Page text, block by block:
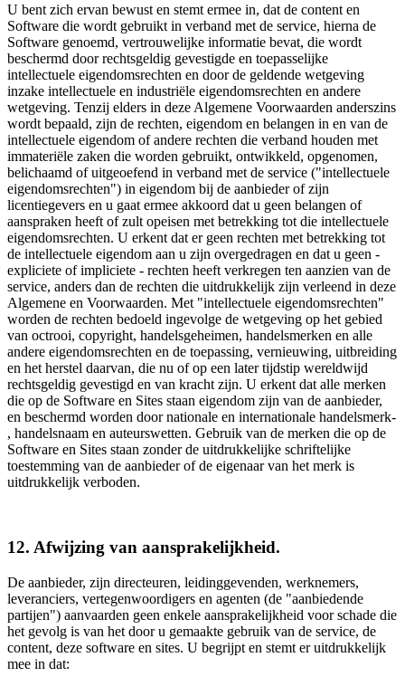
U bent zich ervan bewust en stemt ermee in, dat de content en
Software die wordt gebruikt in verband met de service, hierna de
Software genoemd, vertrouwelijke informatie bevat, die wordt
beschermd door rechtsgeldig gevestigde en toepasselijke
intellectuele eigendomsrechten en door de geldende wetgeving
inzake intellectuele en industriële eigendomsrechten en andere
wetgeving. Tenzij elders in deze Algemene Voorwaarden anderszins
wordt bepaald, zijn de rechten, eigendom en belangen in en van de
intellectuele eigendom of andere rechten die verband houden met
immateriële zaken die worden gebruikt, ontwikkeld, opgenomen,
belichaamd of uitgeoefend in verband met de service ("intellectuele
eigendomsrechten") in eigendom bij de aanbieder of zijn
licentiegevers en u gaat ermee akkoord dat u geen belangen of
aanspraken heeft of zult opeisen met betrekking tot die intellectuele
eigendomsrechten. U erkent dat er geen rechten met betrekking tot
de intellectuele eigendom aan u zijn overgedragen en dat u geen -
expliciete of impliciete - rechten heeft verkregen ten aanzien van de
service, anders dan de rechten die uitdrukkelijk zijn verleend in deze
Algemene en Voorwaarden. Met "intellectuele eigendomsrechten"
worden de rechten bedoeld ingevolge de wetgeving op het gebied
van octrooi, copyright, handelsgeheimen, handelsmerken en alle
andere eigendomsrechten en de toepassing, vernieuwing, uitbreiding
en het herstel daarvan, die nu of op een later tijdstip wereldwijd
rechtsgeldig gevestigd en van kracht zijn. U erkent dat alle merken
die op de Software en Sites staan eigendom zijn van de aanbieder,
en beschermd worden door nationale en internationale handelsmerk-
, handelsnaam en auteurswetten. Gebruik van de merken die op de
Software en Sites staan zonder de uitdrukkelijke schriftelijke
toestemming van de aanbieder of de eigenaar van het merk is
uitdrukkelijk verboden.
12. Afwijzing van aansprakelijkheid.
De aanbieder, zijn directeuren, leidinggevenden, werknemers,
leveranciers, vertegenwoordigers en agenten (de "aanbiedende
partijen") aanvaarden geen enkele aansprakelijkheid voor schade die
het gevolg is van het door u gemaakte gebruik van de service, de
content, deze software en sites. U begrijpt en stemt er uitdrukkelijk
mee in dat: